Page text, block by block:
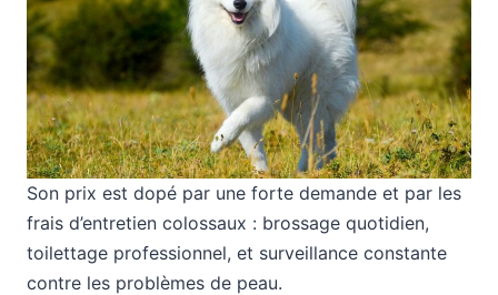
Son prix est dopé par une forte demande et par les
frais d’entretien colossaux : brossage quotidien,
toilettage professionnel, et surveillance constante
contre les problèmes de peau.